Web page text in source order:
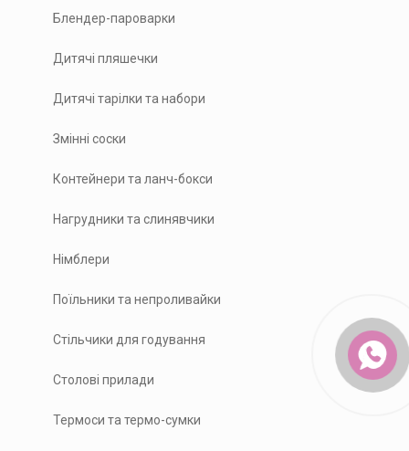
Блендер-пароварки
Дитячі пляшечки
Дитячі тарілки та набори
Змінні соски
Контейнери та ланч-бокси
Нагрудники та слинявчики
Німблери
Поїльники та непроливайки
Стільчики для годування
Столові прилади
Термоси та термо-сумки